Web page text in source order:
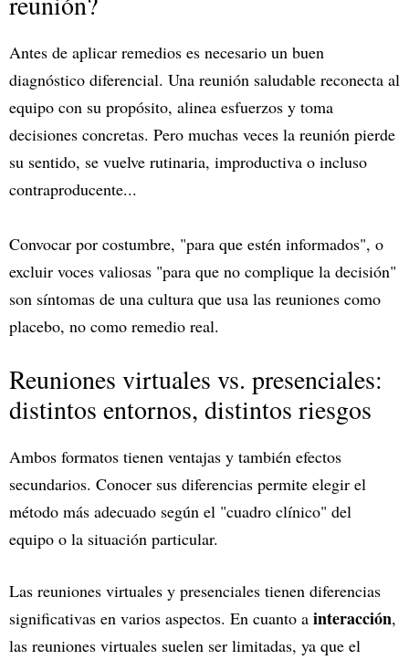
Antes de aplicar remedios es necesario un buen
diagnóstico diferencial. Una reunión saludable reconecta al
equipo con su propósito, alinea esfuerzos y toma
decisiones concretas. Pero muchas veces la reunión pierde
su sentido, se vuelve rutinaria, improductiva o incluso
contraproducente...
Convocar por costumbre, "para que estén informados", o
excluir voces valiosas "para que no complique la decisión"
son síntomas de una cultura que usa las reuniones como
placebo, no como remedio real.
Reuniones virtuales vs. presenciales:
distintos entornos, distintos riesgos
Ambos formatos tienen ventajas y también efectos
secundarios. Conocer sus diferencias permite elegir el
método más adecuado según el "cuadro clínico" del
equipo o la situación particular.
Las reuniones virtuales y presenciales tienen diferencias
significativas en varios aspectos. En cuanto a interacción,
las reuniones virtuales suelen ser limitadas, ya que el